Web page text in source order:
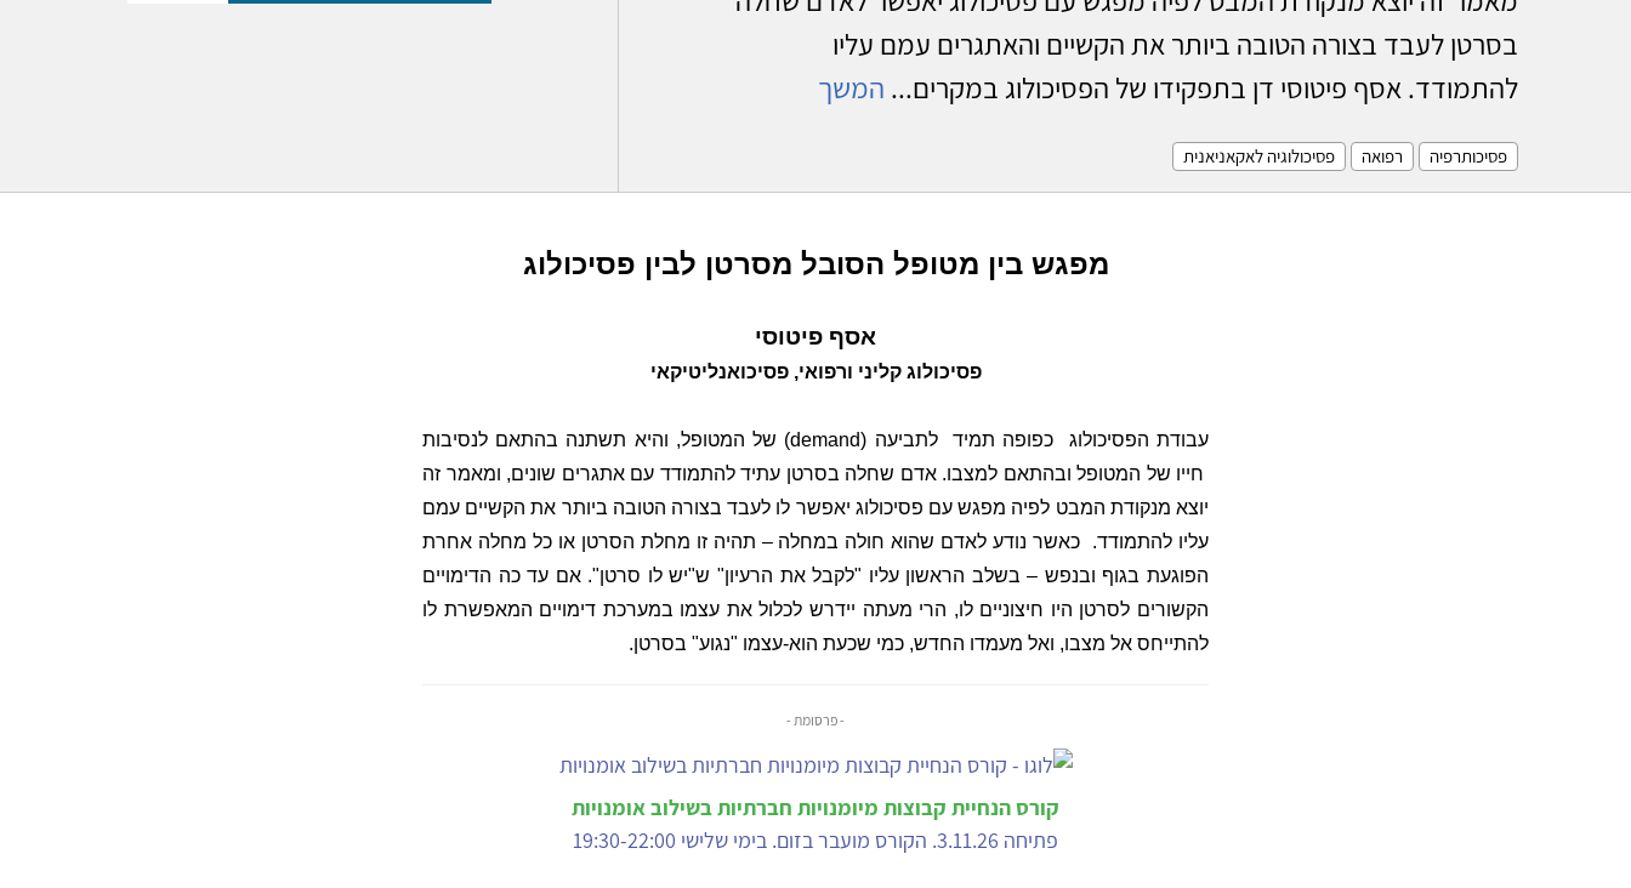
בסרטן לעבד בצורה הטובה ביותר את הקשיים והאתגרים עמם עליו
להתמודד. אסף פיטוסי דן בתפקידו של הפסיכולוג במקרים... המשך
פסיכותרפיה רפואה פסיכולוגיה לאקאניאנית
מפגש בין מטופל הסובל מסרטן לבין פסיכולוג
אסף פיטוסי
פסיכולוג קליני ורפואי, פסיכואנליטיקאי
עבודת הפסיכולוג כפופה תמיד לתביעה (demand) של המטופל, והיא תשתנה בהתאם לנסיבות
חייו של המטופל ובהתאם למצבו. אדם שחלה בסרטן עתיד להתמודד עם אתגרים שונים, ומאמר זה
יוצא מנקודת המבט לפיה מפגש עם פסיכולוג יאפשר לו לעבד בצורה הטובה ביותר את הקשיים עמם
עליו להתמודד.
כאשר נודע לאדם שהוא חולה במחלה – תהיה זו מחלת הסרטן או כל מחלה אחרת
הפוגעת בגוף ובנפש – בשלב הראשון עליו "לקבל את הרעיון" ש"יש לו סרטן". אם עד כה הדימויים
הקשורים לסרטן היו חיצוניים לו, הרי מעתה יידרש לכלול את עצמו במערכת דימויים המאפשרת לו
להתייחס אל מצבו, ואל מעמדו החדש, כמי שכעת הוא-עצמו "נגוע" בסרטן.
- פרסומת -
קורס הנחיית קבוצות מיומנויות חברתיות בשילוב אומנויות
פתיחה 3.11.26. הקורס מועבר בזום. בימי שלישי 19:30-22:00